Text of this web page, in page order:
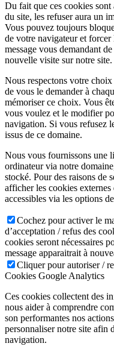
Du fait que ces cookies sont
du site, les refuser aura un
Vous pouvez toujours
de votre navigateur et
message vous demandant
nouvelle visite sur notre site.
Nous respectons votre
de vous le demander à
mémoriser ce choix. Vous
vous voulez et le modifier
navigation. Si vous refusez
issus de ce domaine.
Nous vous fournissons une
ordinateur via notre
stocké. Pour des raisons de
afficher les cookies
accessibles via les options
Cochez pour activer le
d’acceptation / refus des
cookies seront nécessaires
message apparaitrait à
Cliquer pour autoriser /
Cookies Google Analytics
Ces cookies collectent des
nous aider à comprendre
son performantes nos
personnaliser notre site afin
navigation.